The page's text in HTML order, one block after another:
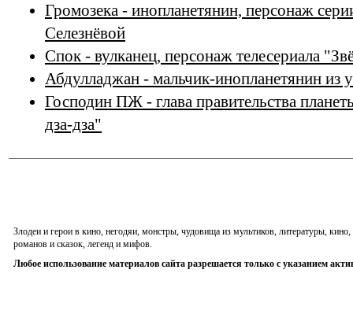
Громозека - инопланетянин, персонаж
Селезнёвой
Спок - вулканец, персонаж телесериала
Абдулладжан - мальчик-инопланетянин из
Господин ПЖ - глава правительства
дза-дза"
Злодеи и герои в кино, негодяи, монстры, чудовища из мультиков, литературы,
романов и сказок, легенд и мифов.
Любое использование материалов сайта разрешается только с указанием